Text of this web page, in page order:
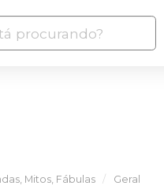
Mitos, Fábulas Geral